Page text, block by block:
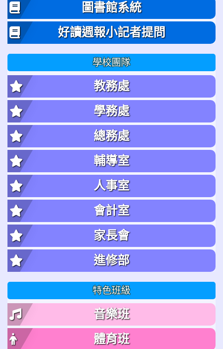
圖書館系統
好讀週報小記者提問
學校團隊
教務處
學務處
總務處
輔導室
人事室
會計室
家長會
進修部
特色班級
音樂班
體育班